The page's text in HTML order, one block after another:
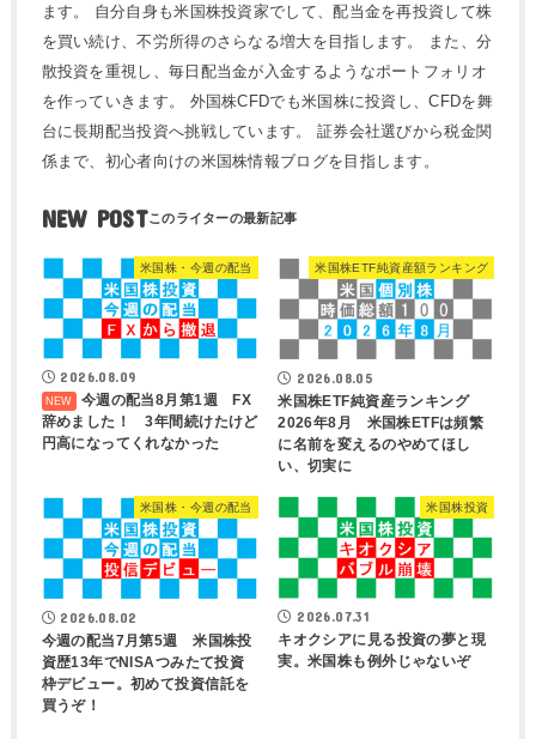
ます。 自分自身も米国株投資家でして、配当金を再投資して株
を買い続け、不労所得のさらなる増大を目指します。 また、分
散投資を重視し、毎日配当金が入金するようなポートフォリオ
を作っていきます。 外国株CFDでも米国株に投資し、CFDを舞
台に長期配当投資へ挑戦しています。 証券会社選びから税金関
係まで、初心者向けの米国株情報ブログを目指します。
NEW POST
米国株・今週の配当
2026.08.09
今週の配当8月第1週 FX
辞めました！ 3年間続けたけど
円高になってくれなかった
米国株ETF純資産額ランキング
2026.08.05
米国株ETF純資産ランキング
2026年8月 米国株ETFは頻繁
に名前を変えるのやめてほし
い、切実に
米国株・今週の配当
2026.08.02
今週の配当7月第5週 米国株投
資歴13年でNISAつみたて投資
枠デビュー。初めて投資信託を
買うぞ！
米国株投資
2026.07.31
キオクシアに見る投資の夢と現
実。米国株も例外じゃないぞ